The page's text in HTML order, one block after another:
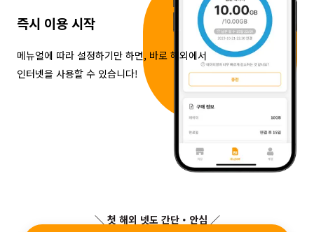
즉시 이용 시작
메뉴얼에 따라 설정하기만 하면, 바로 해외에서
인터넷을 사용할 수 있습니다!
＼ 첫 해외 넷도 간단・안심 ／